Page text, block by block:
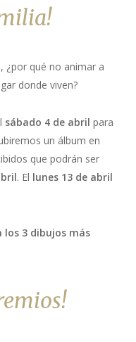
¿por qué no animar a
donde viven?
sábado 4 de abril para
un álbum en
que podrán ser
. El lunes 13 de abril
los 3 dibujos más